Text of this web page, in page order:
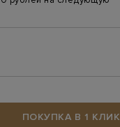
ПОКУПКА В 1 КЛИК